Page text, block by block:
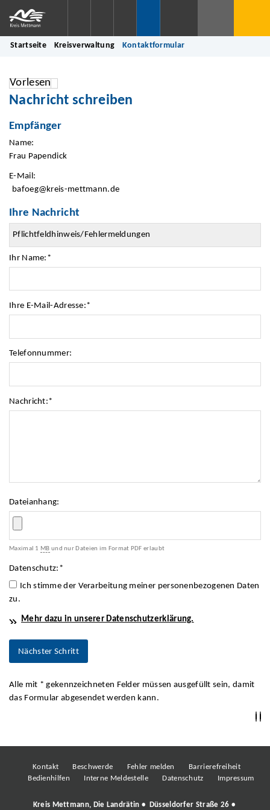
Startseite Kreisverwaltung Kontaktformular
Vorlesen
Nachricht schreiben
Empfänger
Name:
Frau Papendick
E-Mail:
bafoeg@kreis-mettmann.de
Ihre Nachricht
Ihr Name: *
Ihre E-Mail-Adresse:*
Telefonnummer:
Nachricht:*
Dateianhang:
Maximal 1 MB und nur Dateien im Format PDF erlaubt
Datenschutz: *
Ich stimme der Verarbeitung meiner personenbezogenen Daten
zu.
Mehr dazu in unserer Datenschutzerklärung.
Alle mit * gekennzeichneten Felder müssen ausgefüllt sein, damit
das Formular abgesendet werden kann.
Kontakt Beschwerde Fehler melden
Barrierefreiheit
Bedienhilfen
Interne Meldestelle Datenschutz Impressum
Kreis Mettmann, Die Landrätin • Düsseldorfer Straße 26 •